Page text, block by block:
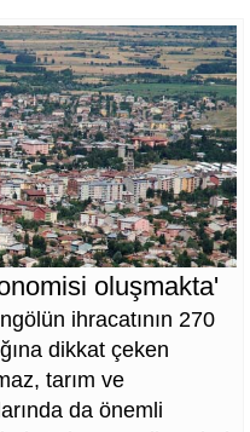
oluşmakta'
ihracatının 270
dikkat çeken
tarım ve
da önemli